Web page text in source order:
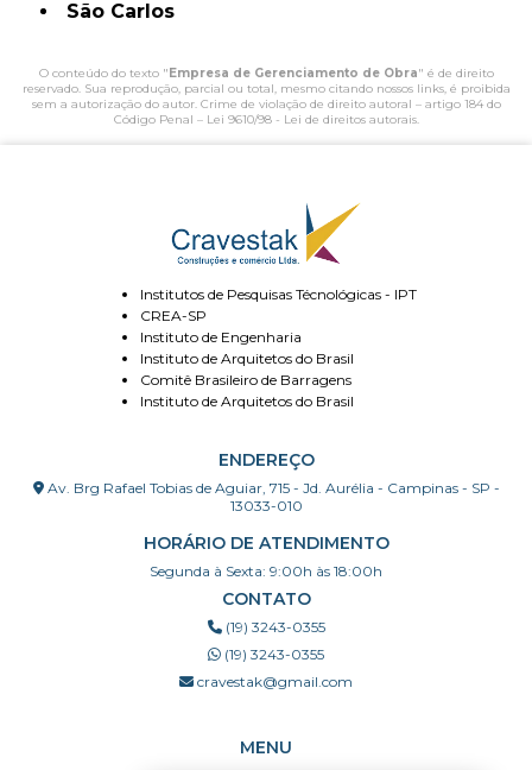
São Carlos
O conteúdo do texto "Empresa de Gerenciamento de Obra" é de direito
reservado. Sua reprodução, parcial ou total, mesmo citando nossos links, é proibida
sem a autorização do autor. Crime de violação de direito autoral – artigo 184 do
Código Penal – Lei 9610/98 - Lei de direitos autorais.
Institutos de Pesquisas Técnológicas - IPT
CREA-SP
Instituto de Engenharia
Instituto de Arquitetos do Brasil
Comitê Brasileiro de Barragens
Instituto de Arquitetos do Brasil
ENDEREÇO
Av. Brg Rafael Tobias de Aguiar, 715 - Jd. Aurélia - Campinas - SP -
13033-010
HORÁRIO DE ATENDIMENTO
Segunda à Sexta: 9:00h às 18:00h
CONTATO
(19) 3243-0355
(19) 3243-0355
cravestak@gmail.com
MENU